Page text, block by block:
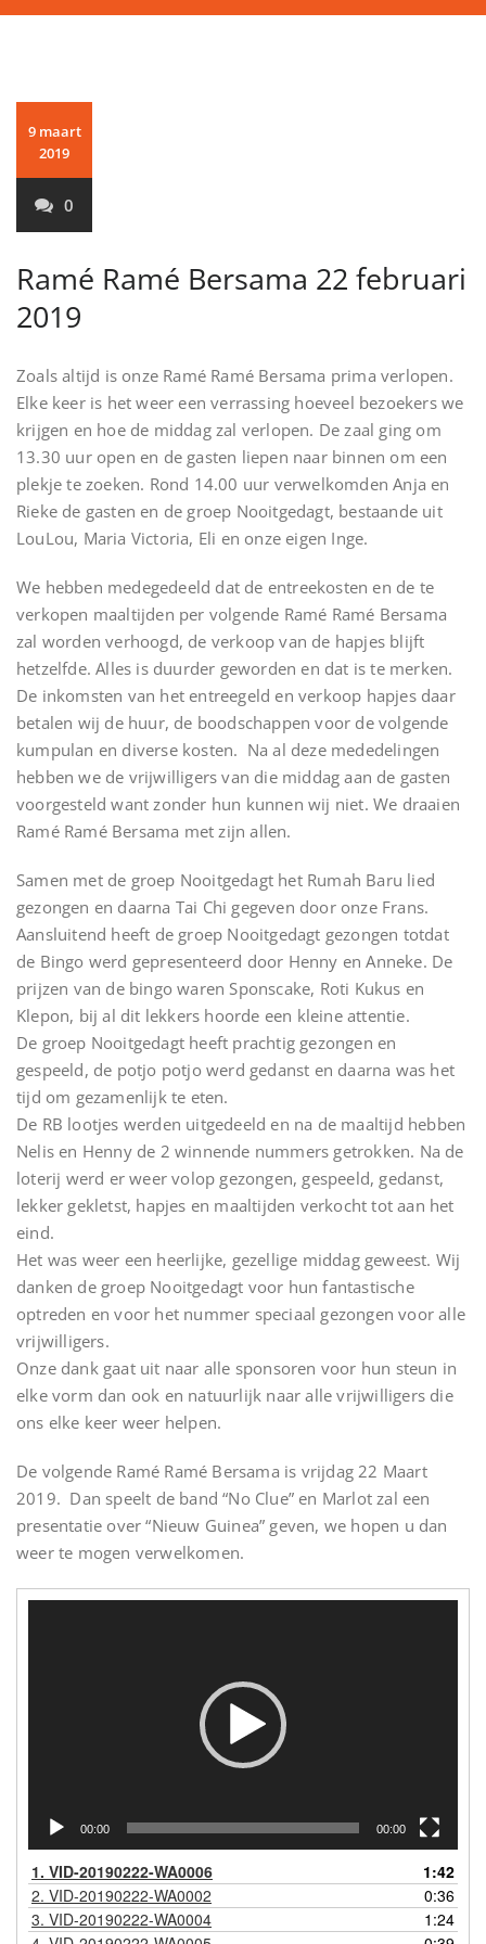
9 maart
2019
0
Ramé Ramé Bersama 22 februari
2019
Zoals altijd is onze Ramé Ramé Bersama prima verlopen.
Elke keer is het weer een verrassing hoeveel bezoekers we
krijgen en hoe de middag zal verlopen. De zaal ging om
13.30 uur open en de gasten liepen naar binnen om een
plekje te zoeken. Rond 14.00 uur verwelkomden Anja en
Rieke de gasten en de groep Nooitgedagt, bestaande uit
LouLou, Maria Victoria, Eli en onze eigen Inge.
We hebben medegedeeld dat de entreekosten en de te
verkopen maaltijden per volgende Ramé Ramé Bersama
zal worden verhoogd, de verkoop van de hapjes blijft
hetzelfde. Alles is duurder geworden en dat is te merken.
De inkomsten van het entreegeld en verkoop hapjes daar
betalen wij de huur, de boodschappen voor de volgende
kumpulan en diverse kosten. Na al deze mededelingen
hebben we de vrijwilligers van die middag aan de gasten
voorgesteld want zonder hun kunnen wij niet. We draaien
Ramé Ramé Bersama met zijn allen.
Samen met de groep Nooitgedagt het Rumah Baru lied
gezongen en daarna Tai Chi gegeven door onze Frans.
Aansluitend heeft de groep Nooitgedagt gezongen totdat
de Bingo werd gepresenteerd door Henny en Anneke. De
prijzen van de bingo waren Sponscake, Roti Kukus en
Klepon, bij al dit lekkers hoorde een kleine attentie.
De groep Nooitgedagt heeft prachtig gezongen en
gespeeld, de potjo potjo werd gedanst en daarna was het
tijd om gezamenlijk te eten.
De RB lootjes werden uitgedeeld en na de maaltijd hebben
Nelis en Henny de 2 winnende nummers getrokken. Na de
loterij werd er weer volop gezongen, gespeeld, gedanst,
lekker gekletst, hapjes en maaltijden verkocht tot aan het
eind.
Het was weer een heerlijke, gezellige middag geweest. Wij
danken de groep Nooitgedagt voor hun fantastische
optreden en voor het nummer speciaal gezongen voor alle
vrijwilligers.
Onze dank gaat uit naar alle sponsoren voor hun steun in
elke vorm dan ook en natuurlijk naar alle vrijwilligers die
ons elke keer weer helpen.
De volgende Ramé Ramé Bersama is vrijdag 22 Maart
2019. Dan speelt de band “No Clue” en Marlot zal een
presentatie over “Nieuw Guinea” geven, we hopen u dan
weer te mogen verwelkomen.
00:00 00:00
1. VID-20190222-WA0006
1:42
2. VID-20190222-WA0002
0:36
3. VID-20190222-WA0004
1:24